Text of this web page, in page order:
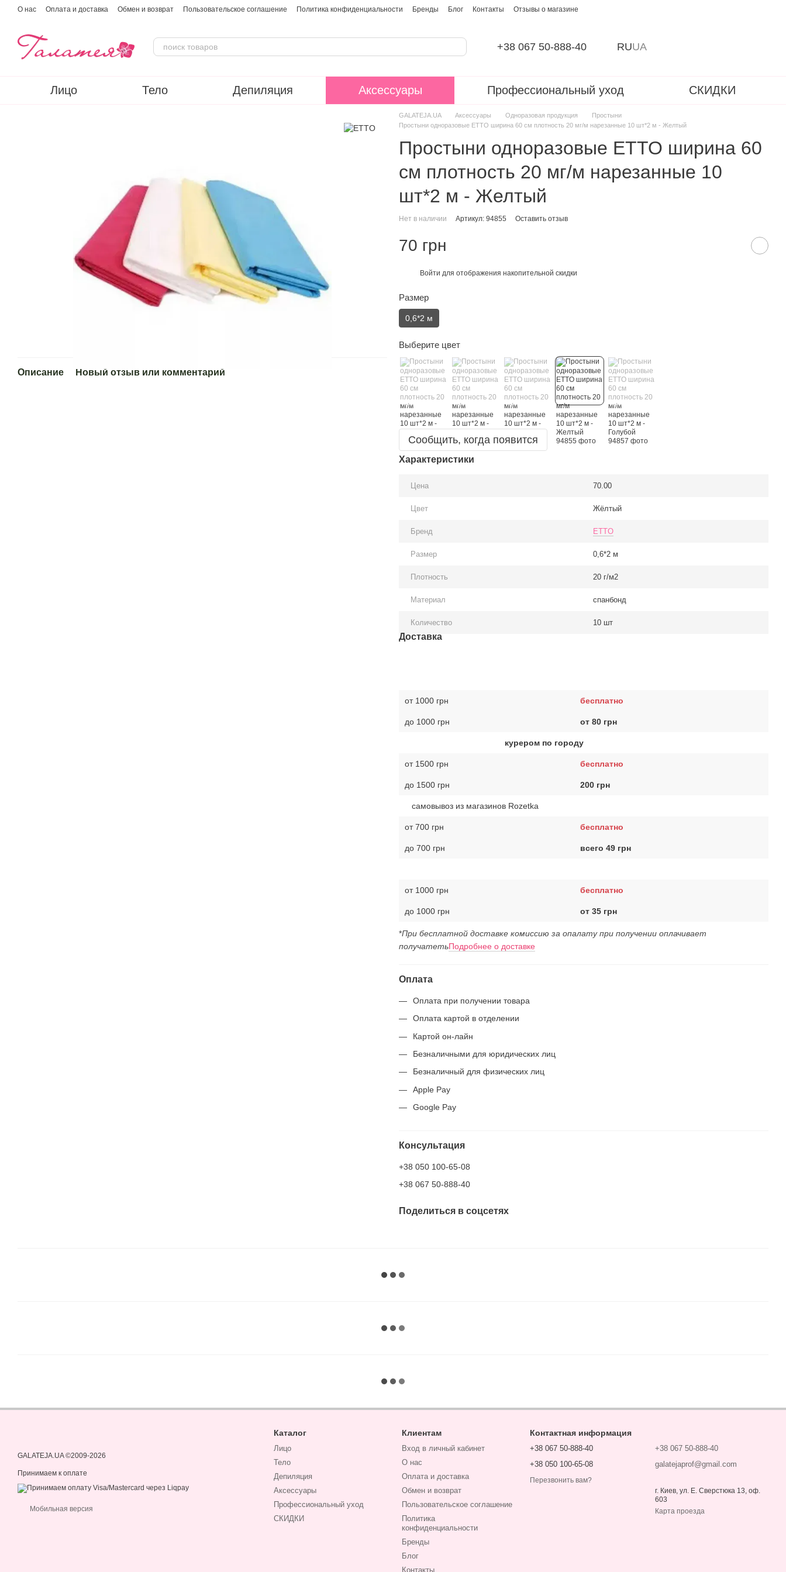
Перейти к основному контенту
О нас Оплата и доставка Обмен и возврат Пользовательское соглашение Политика конфиденциальности Бренды Блог Контакты Отзывы о магазине
+38 067 50-888-40 RUUA
Лицо Тело Депиляция Аксессуары Профессиональный уход СКИДКИ
Описание Новый отзыв или комментарий
GALATEJA.UA Аксессуары Одноразовая продукция
Простыни
Простыни одноразовые ETTO ширина 60 см плотность 20 мг/м нарезанные 10 шт*2 м - Желтый
Простыни одноразовые ETTO ширина 60
см плотность 20 мг/м нарезанные 10
шт*2 м - Желтый
Нет в наличии Артикул: 94855 Оставить отзыв
70 грн
Войти для отображения накопительной скидки
Размер
0,6*2 м
Выберите цвет
Сообщить, когда появится
Характеристики
Цена 70.00
Цвет Жёлтый
Бренд ETTO
Размер 0,6*2 м
Плотность 20 г/м2
Материал спанбонд
Количество 10 шт
Доставка
от 1000 грн бесплатно
до 1000 грн от 80 грн
курером по городу
от 1500 грн бесплатно
до 1500 грн 200 грн
самовывоз из магазинов Rozetka
от 700 грн бесплатно
до 700 грн всего 49 грн
от 1000 грн бесплатно
до 1000 грн от 35 грн
*При бесплатной доставке комиссию за опалату при получении оплачивает
получатетьПодробнее о доставке
Оплата
Оплата при получении товара
Оплата картой в отделении
Картой он-лайн
Безналичными для юридических лиц
Безналичный для физических лиц
Apple Pay
Google Pay
Консультация
+38 050 100-65-08
+38 067 50-888-40
Поделиться в соцсетях
GALATEJA.UA ©2009-2026
Принимаем к оплате
Мобильная версия
Каталог
Лицо
Тело
Депиляция
Аксессуары
Профессиональный уход
СКИДКИ
Клиентам
Вход в личный кабинет
О нас
Оплата и доставка
Обмен и возврат
Пользовательское соглашение
Политика
конфиденциальности
Бренды
Блог
Контакты
Контактная информация
+38 067 50-888-40
+38 050 100-65-08
Перезвонить вам?
+38 067 50-888-40
galatejaprof@gmail.com
г. Киев, ул. Е. Сверстюка 13, оф.
603
Карта проезда